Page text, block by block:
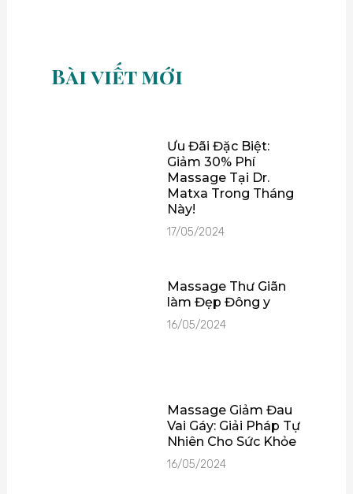
Bài viết mới
Ưu Đãi Đặc Biệt:
Giảm 30% Phí
Massage Tại Dr.
Matxa Trong Tháng
Này!
17/05/2024
Massage Thư Giãn
làm Đẹp Đông y
16/05/2024
Massage Giảm Đau
Vai Gáy: Giải Pháp Tự
Nhiên Cho Sức Khỏe
16/05/2024